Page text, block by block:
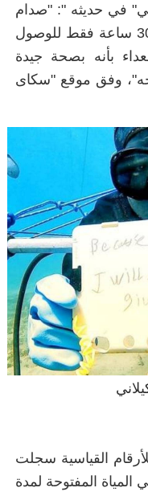
في حديثه ": "صدام
داخل المياه منذ 5 أيام، تتبقى له 30 ساعة فقط للوصول
بأنه بصحة جيدة
وفق موقع "سكاى
القياسية سجلت
في المياة المفتوحة لمدة